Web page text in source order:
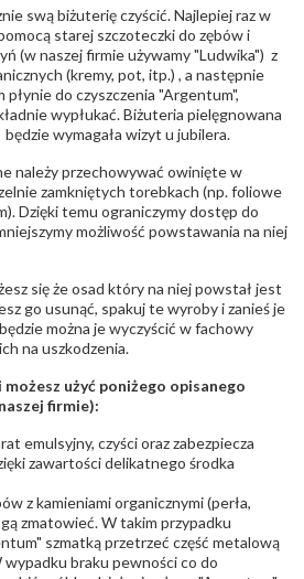
Jubiler S.C. Artur Węc, Małgorzata
ul. Kurczaba 3, 30-868 Kraków; NIP:
679-25-92-107; sklep@wec.com.pl
się dla dzieci w wieku poniżej 3 lat
w wyrobie wykonane z białego złota
zawierają nikiel
swą biżuterię czyścić. Najlepiej raz w
starej szczoteczki do zębów i
(w naszej firmie używamy "Ludwika") z
(kremy, pot, itp.) , a następnie
płynie do czyszczenia "Argentum",
wypłukać. Biżuteria pielęgnowana
wymagała wizyt u jubilera.
należy przechowywać owinięte w
zamkniętych torebkach (np. foliowe
Dzięki temu ograniczymy dostęp do
możliwość powstawania na niej
się że osad który na niej powstał jest
go usunąć, spakuj te wyroby i zanieś je
można je wyczyścić w fachowy
na uszkodzenia.
użyć poniżego opisanego
firmie):
emulsyjny, czyści oraz zabezpiecza
zawartości delikatnego środka
z kamieniami organicznymi (perła,
zmatowieć. W takim przypadku
szmatką przetrzeć część metalową
braku pewności co do